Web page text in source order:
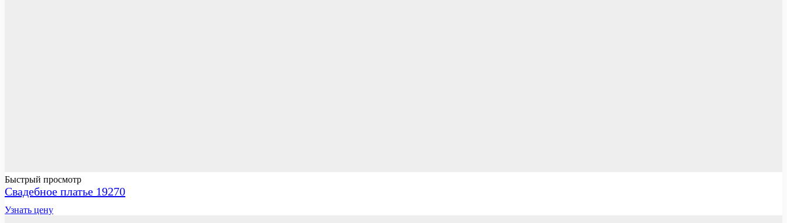
Быстрый просмотр
Свадебное платье 19270
Узнать цену